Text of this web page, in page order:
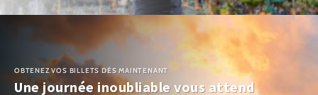
OBTENEZ VOS BILLETS DÈS MAINTENANT
Une journée inoubliable vous attend